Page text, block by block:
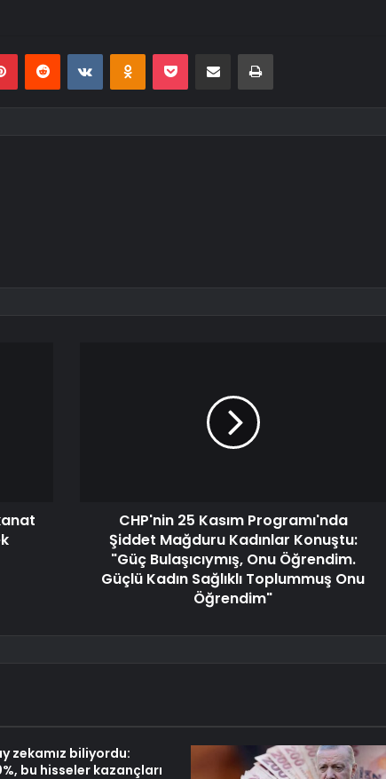
PinterestReddit VKontakteOdnoklassniki
Pocket E-Posta ile paylaş Yazdır
CHP'nin 25 Kasım Programı'nda
Şiddet Mağduru Kadınlar Konuştu:
"Güç Bulaşıcıymış, Onu Öğrendim.
Güçlü Kadın Sağlıklı Toplummuş Onu
Öğrendim"
zekamız biliyordu:
bu hisseler kazançları